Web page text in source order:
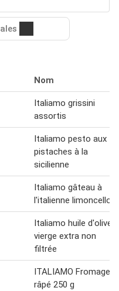
Nom
Italiamo grissini
assortis
Italiamo pesto aux
pistaches à la
sicilienne
Italiamo gâteau à
l'italienne limoncello
Italiamo huile d'olive
vierge extra non
filtrée
ITALIAMO Fromage
râpé 250 g